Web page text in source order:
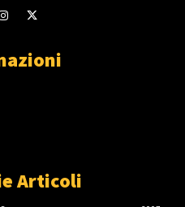
Articoli